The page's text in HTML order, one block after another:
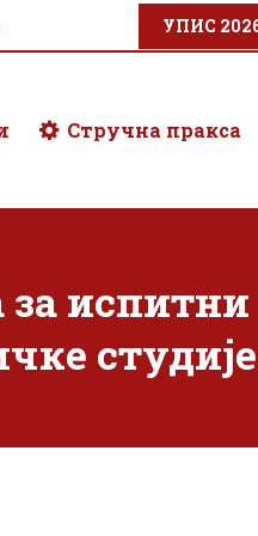
УПИС
Стручна пракса